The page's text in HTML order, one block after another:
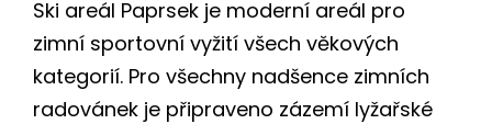
Ski areál Paprsek je moderní areál pro
zimní sportovní vyžití všech věkových
kategorií. Pro všechny nadšence zimních
radovánek je připraveno zázemí lyžařské